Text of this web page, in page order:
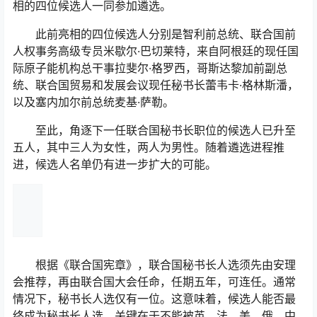
相的四位候选人一同参加遴选。
此前亮相的四位候选人分别是智利前总统、联合国前
人权事务高级专员米歇尔·巴切莱特，来自阿根廷的现任国
际原子能机构总干事拉斐尔·格罗西，哥斯达黎加前副总
统、联合国贸易和发展会议现任秘书长蕾韦卡·格林斯潘，
以及塞内加尔前总统麦基·萨勒。
至此，角逐下一任联合国秘书长职位的候选人已升至
五人，其中三人为女性，两人为男性。随着遴选进程推
进，候选人名单仍有进一步扩大的可能。
根据《联合国宪章》，联合国秘书长人选须先由安理
会推荐，再由联合国大会任命，任期五年，可连任。通常
情况下，秘书长人选仅有一位。这意味着，候选人能否最